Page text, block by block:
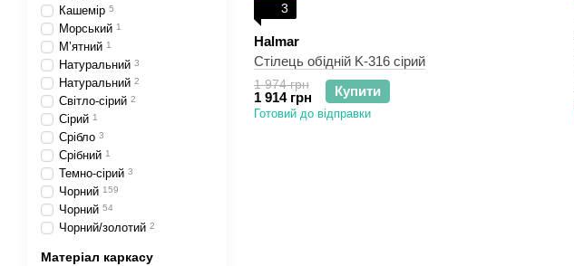
3
Halmar
Стілець обідній K-316 сірий
1 974 грн
1 914 грн Купити
Готовий до відправки
Кашемір 5
Морський 1
М’ятний 1
Натуральний 3
Натуральний 2
Світло-сірий 2
Сірий 1
Срібло 3
Срібний 1
Темно-сірий 3
Чорний 159
Чорний 54
Чорний/золотий 2
Матеріал каркасу